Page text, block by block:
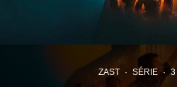
ZAST · SÉRIE · 3